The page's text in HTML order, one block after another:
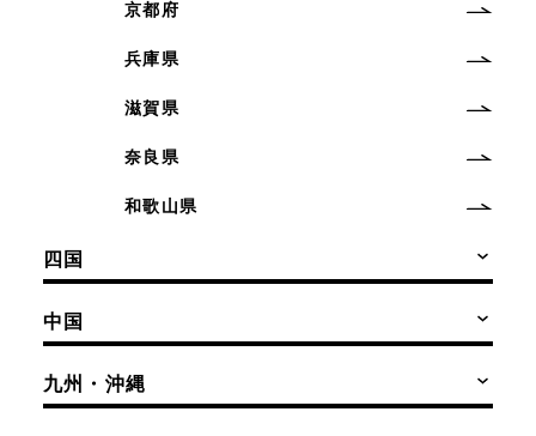
京都府
兵庫県
滋賀県
奈良県
和歌山県
四国
中国
九州・沖縄